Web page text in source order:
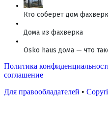
Кто соберет дом фахверк
Дома из фахверка
Osko haus дома — что
Политика
соглашение
Для правообладателей •